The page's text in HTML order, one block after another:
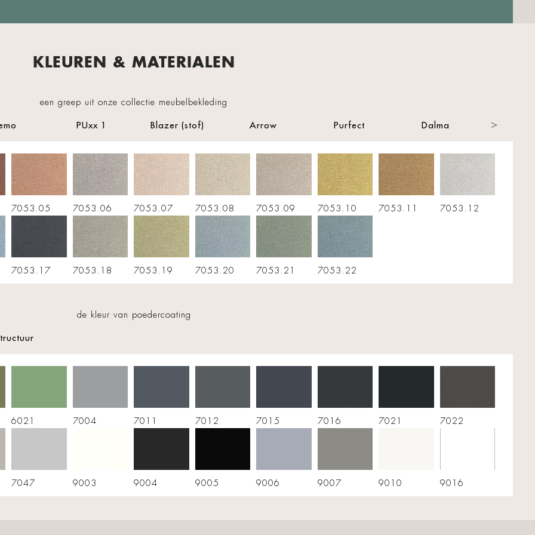
KLEUREN & MATERIALEN
een greep uit onze collectie meubelbekleding
PUxx 1 Blazer (stof) Arrow Purfect Dalma Wolin
7053.05 7053.06 7053.07 7053.08 7053.09 7053.10 7053.11 7053.12
7053.17 7053.18 7053.19 7053.20 7053.21 7053.22
de kleur van poedercoating
6021 7004 7011 7012 7015 7016 7021 7022
7047 9003 9004 9005 9006 9007 9010 9016